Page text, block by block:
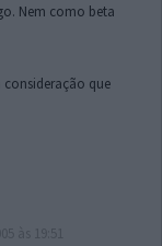
Nem como beta
que